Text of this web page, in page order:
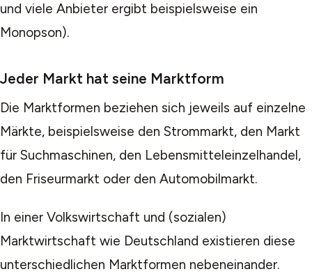
und viele Anbieter ergibt beispielsweise ein
Monopson).
Jeder Markt hat seine Marktform
Die Marktformen beziehen sich jeweils auf einzelne
Märkte, beispielsweise den Strommarkt, den Markt
für Suchmaschinen, den Lebensmitteleinzelhandel,
den Friseurmarkt oder den Automobilmarkt.
In einer Volkswirtschaft und (sozialen)
Marktwirtschaft wie Deutschland existieren diese
unterschiedlichen Marktformen nebeneinander.